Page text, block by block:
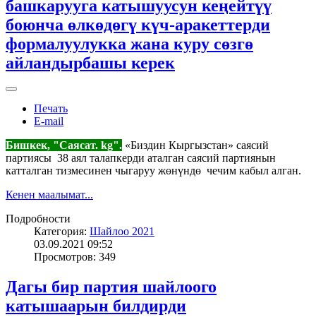
башкарууга катышуусун кеңейтүү
боюнча өлкөдөгү күч-аракеттерди
формалуулукка жана куру сөзгө
айландырбашы керек
Печать
E-mail
Бишкек, "Саясат. kg". «Биздин Кыргызстан» саясий
партиясы 38 аял талапкерди аталган саясий партиянын
катталган тизмесинен чыгаруу жөнүндө чечим кабыл алган.
Кенен маалымат...
Подробности
Категория: Шайлоо 2021
03.09.2021 09:52
Просмотров: 349
Дагы бир партия шайлоого
катышаарын билдирди